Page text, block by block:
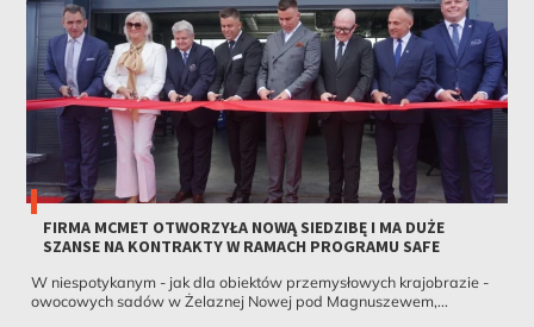
FIRMA MCMET OTWORZYŁA NOWĄ SIEDZIBĘ I MA DUŻE
SZANSE NA KONTRAKTY W RAMACH PROGRAMU SAFE
W niespotykanym - jak dla obiektów przemysłowych krajobrazie -
owocowych sadów w Żelaznej Nowej pod Magnuszewem,...